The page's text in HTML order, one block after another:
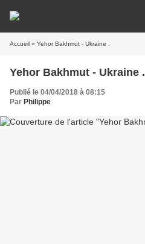
Accueil » Yehor Bakhmut - Ukraine .
Yehor Bakhmut - Ukraine .
Publié le 04/04/2018 à 08:15
Par Philippe